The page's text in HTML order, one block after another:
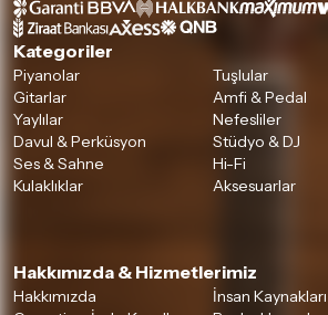
Kategoriler
Piyanolar
Tuşlular
Gitarlar
Amfi & Pedal
Yaylılar
Nefesliler
Davul & Perküsyon
Stüdyo & DJ
Ses & Sahne
Hi-Fi
Kulaklıklar
Aksesuarlar
Hakkımızda & Hizmetlerimiz
Hakkımızda
İnsan Kaynakları